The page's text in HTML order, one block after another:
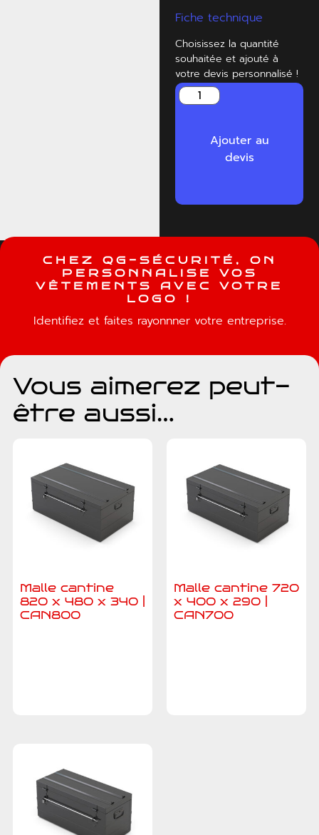
Fiche technique
Choisissez la quantité
souhaitée et ajouté à
votre devis personnalisé !
Ajouter au
devis
C H E Z Q G - S É C U R I T É , O N
P E R S O N N A L I S E VO S
V Ê T E M E N T S A V E C VO T R E
L O G O !
Identifiez et faites rayonnner votre entreprise.
Vous aimerez peut-
être aussi…
Malle cantine
820 x 480 x 340 |
CAN800
Malle cantine 720
x 400 x 290 |
CAN700